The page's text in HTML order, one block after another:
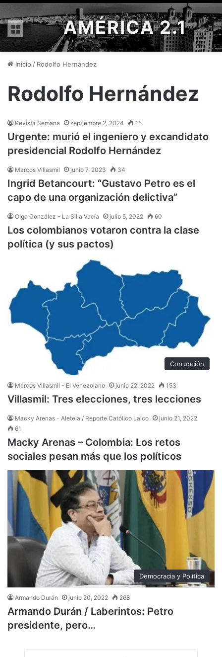
Menú AMÉRICA 2.1
Inicio / Rodolfo Hernández
Rodolfo Hernández
Revista Semana septiembre 2, 2024 15
Urgente: murió el ingeniero y excandidato
presidencial Rodolfo Hernández
Marcos Villasmil junio 7, 2023 34
Ingrid Betancourt: “Gustavo Petro es el
capo de una organización delictiva”
Olga González - La Silla Vacía julio 5, 2022 60
Los colombianos votaron contra la clase
política (y sus pactos)
Corrupción
Marcos Villasmil - El Venezolano junio 22, 2022 153
Villasmil: Tres elecciones, tres lecciones
Macky Arenas - Aleteia / Reporte Católico Laico
junio 21, 2022
61
Macky Arenas – Colombia: Los retos
sociales pesan más que los políticos
Democracia y Política
Armando Durán junio 20, 2022 268
Armando Durán / Laberintos: Petro
presidente, pero…